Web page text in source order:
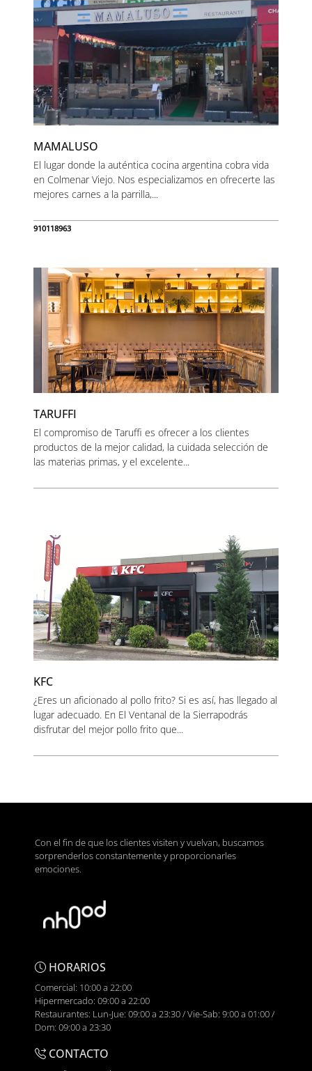
MAMALUSO
El lugar donde la auténtica cocina argentina cobra vida
en Colmenar Viejo. Nos especializamos en ofrecerte las
mejores carnes a la parrilla,...
910118963
TARUFFI
El compromiso de Taruffi es ofrecer a los clientes
productos de la mejor calidad, la cuidada selección de
las materias primas, y el excelente...
KFC
¿Eres un aficionado al pollo frito? Si es así, has llegado al
lugar adecuado. En El Ventanal de la Sierrapodrás
disfrutar del mejor pollo frito que...
Con el fin de que los clientes visiten y vuelvan, buscamos
sorprenderlos constantemente y proporcionarles
emociones.
HORARIOS
Comercial: 10:00 a 22:00
Hipermercado: 09:00 a 22:00
Restaurantes: Lun-Jue: 09:00 a 23:30 / Vie-Sab: 9:00 a 01:00 /
Dom: 09:00 a 23:30
CONTACTO